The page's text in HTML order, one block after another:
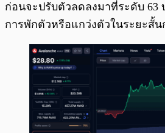
ก่อนจะปรับตัวลดลงมาที่ระดับ 63
การพักตัวหรือแกว่งตัวในระยะสั้